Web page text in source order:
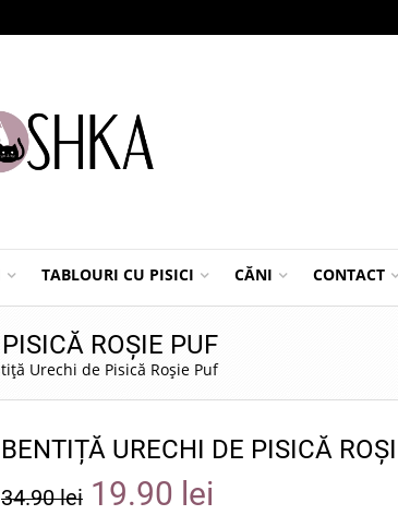
TABLOURI CU PISICI CĂNI CONTACT
ROȘIE PUF
Urechi de Pisică Roșie Puf
BENTIȚĂ URECHI DE PISICĂ
34.90lei 19.90 lei